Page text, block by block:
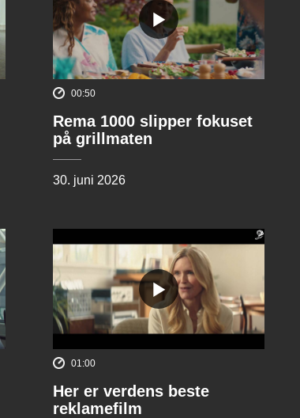
00:50
Rema 1000 slipper fokuset
på grillmaten
30. juni 2026
01:00
Her er verdens beste
reklamefilm